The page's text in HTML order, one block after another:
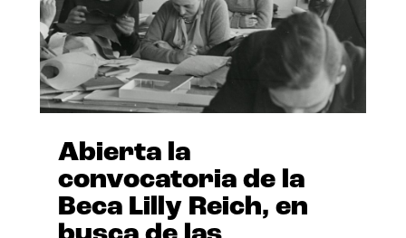
Abierta la
convocatoria de la
Beca Lilly Reich, en